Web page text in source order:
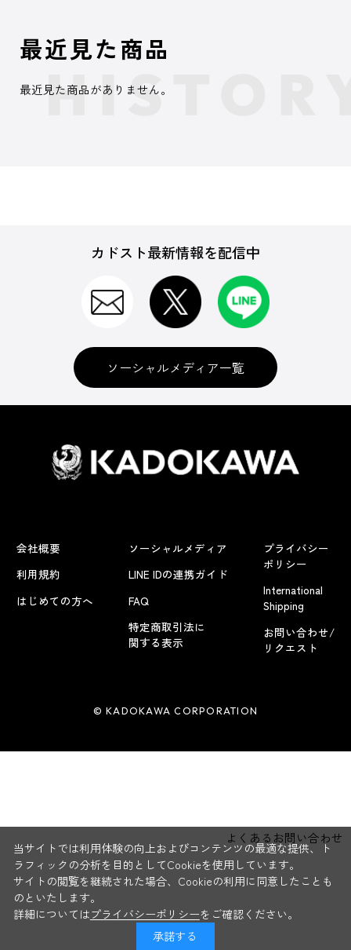
よくあるお問い合わせ
最近見た商品
最近見た商品がありません。
カドスト最新情報を配信中
ソーシャルメディア一覧
会社概要
利用規約
はじめての方へ
ソーシャルメディア
LINE IDの連携ガイド
FAQ
特定商取引法に
関する表示
プライバシー
ポリシー
International
Shipping
お問い合わせ/
リクエスト
© KADOKAWA CORPORATION
当サイトでは利用体験の向上およびコンテンツの最適な提供、ト
ラフィックの分析を目的としてCookieを使用しています。
サイトの閲覧を継続された場合、Cookieの利用に同意したことも
のといたします。
詳細についてはプライバシーポリシーをご確認ください。
承諾する